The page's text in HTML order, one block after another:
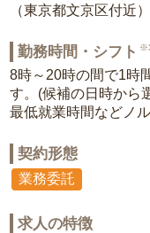
（東京都文京区付近）
勤務時間・シフト
8時～20時の間で1時
す。(候補の日時から
最低就業時間などノ
契約形態
業務委託
求人の特徴